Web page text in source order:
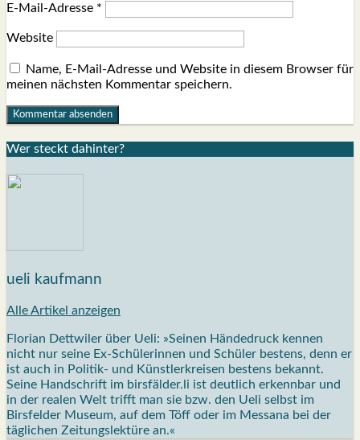
E-Mail-Adresse *
Website
Name, E-Mail-Adresse und Website in diesem Browser für
meinen nächsten Kommentar speichern.
Wer steckt dahin­ter?
ueli kaufmann
Alle Artikel anzeigen
Florian Dettwiler über Ueli: »Seinen Händedruck kennen
nicht nur seine Ex-Schülerinnen und Schüler bestens, denn er
ist auch in Politik- und Künstlerkreisen bestens bekannt.
Seine Handschrift im birsfälder.li ist deutlich erkennbar und
in der realen Welt trifft man sie bzw. den Ueli selbst im
Birsfelder Museum, auf dem Töff oder im Messana bei der
täglichen Zeitungslektüre an.«